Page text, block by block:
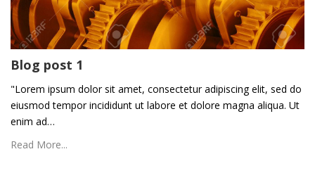
Blog post 1
"Lorem ipsum dolor sit amet, consectetur adipiscing elit, sed do
eiusmod tempor incididunt ut labore et dolore magna aliqua. Ut
enim ad…
Read More...